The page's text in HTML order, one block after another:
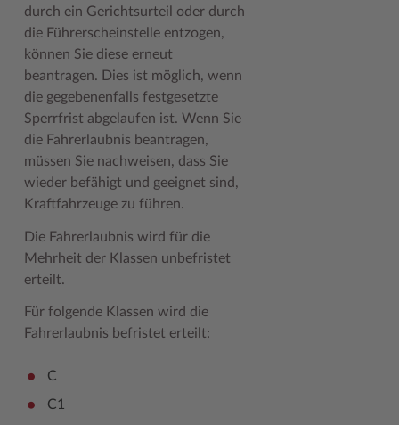
Geodatenportale (Kreiskarte)
Kfz-Zulassung
Kontakt / Öffnungszeiten
Lebenslagen
Leistungen
Lexikon
Wo Sie uns finden
Zuständigkeitsfinder SH ↗
Fotoarchiv
Hitzeschutz
Klimaanpassungskonzept
Kreistag Sitzungskalender
Lokales Wetter
Newsletter
Social Media
Stormarninfo
Kreispräsident
Kreistag und Ausschüsse
Kreistag Sitzungskalender
Kreisverwaltung
Landrat
Sonderbereiche
Städte und Gemeinden
Wappen und Geschichte
Offene Stellen
Praktika und FSJ
Weiterbildung beim Kreis Stormarn
Wen wir suchen
Klimaschutz beim Kreis Stormarn
Projekt e-Gewerbe
Stormarner Bündnis für bezahlbares Wohnen
Wirtschafts- und Aufbaugesellschaft Stormarn
Zahlen, Daten, Fakten
Kulturelle Einrichtungen
Museen
Naturschutzgebiete
Radwandern
Storchenhorste
Lieblingsplätze in der Metropolregion
Tourismus
Vereine und Gruppen
durch ein Gerichtsurteil oder durch
die Führerscheinstelle entzogen,
können Sie diese erneut
beantragen. Dies ist möglich, wenn
die gegebenenfalls festgesetzte
Sperrfrist abgelaufen ist. Wenn Sie
die Fahrerlaubnis beantragen,
müssen Sie nachweisen, dass Sie
wieder befähigt und geeignet sind,
Kraftfahrzeuge zu führen.
Die Fahrerlaubnis wird für die
Mehrheit der Klassen unbefristet
erteilt.
Für folgende Klassen wird die
Fahrerlaubnis befristet erteilt:
C
C1